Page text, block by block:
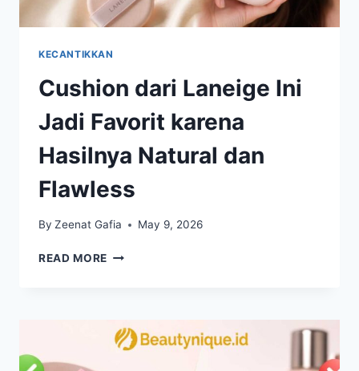
KECANTIKKAN
Cushion dari Laneige Ini
Jadi Favorit karena
Hasilnya Natural dan
Flawless
By Zeenat Gafia May 9, 2026
READ MORE CUSHION
FAVORIT
KARENA